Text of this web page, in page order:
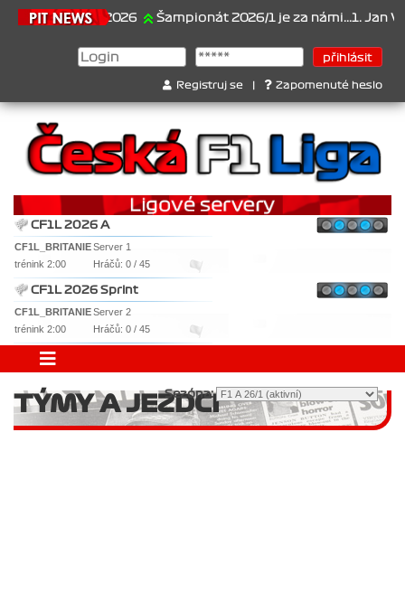
21.6.2026 Šampionát 2026/1 je za námi...1. Jan
Registruj se Zapomenuté heslo
CF1L 2026 A
CF1L_BRITANIEServer 1
trénink 2:00
Hráčů: 0 / 45
CF1L 2026 Sprint
CF1L_BRITANIEServer 2
trénink 2:00
Hráčů: 0 / 45
TÝMY A JEZDCI
Sezóna: